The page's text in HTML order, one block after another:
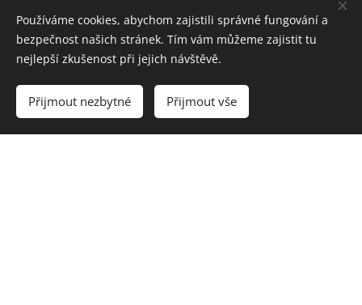
Pro více informací zvolte sekci, která Vás zajmá, nebo
využijte naš profil na FB Kačenka dětem
Kontakt
Používáme cookies, abychom zajistili správné fungování a
bezpečnost našich stránek. Tím vám můžeme zajistit tu
nejlepší zkušenost při jejich návštěvě.
Přijmout nezbytné Přijmout vše